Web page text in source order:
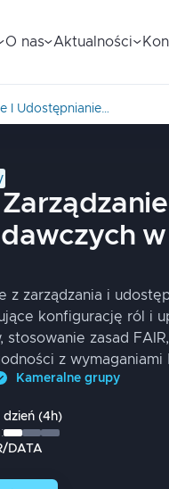
O nas Aktualności
I Udostępnianie…
z zarządzania i
konfigurację ról i
stosowanie zasad
z wymaganiami
Kameralne grupy
dzień (4h)
DATA